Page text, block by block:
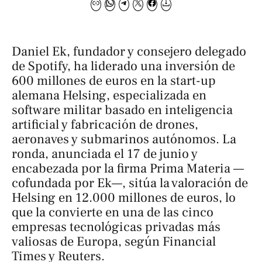
Daniel Ek, fundador y consejero delegado
de Spotify, ha liderado una inversión de
600 millones de euros en la start-up
alemana Helsing, especializada en
software militar basado en inteligencia
artificial y fabricación de drones,
aeronaves y submarinos autónomos. La
ronda, anunciada el 17 de junio y
encabezada por la firma Prima Materia —
cofundada por Ek—, sitúa la valoración de
Helsing en 12.000 millones de euros, lo
que la convierte en una de las cinco
empresas tecnológicas privadas más
valiosas de Europa, según Financial
Timesy Reuters.